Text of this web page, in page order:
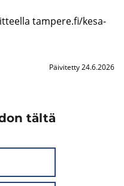
tam­pe­re.fi/ke­sa­
Päivitetty 24.6.2026
tältä